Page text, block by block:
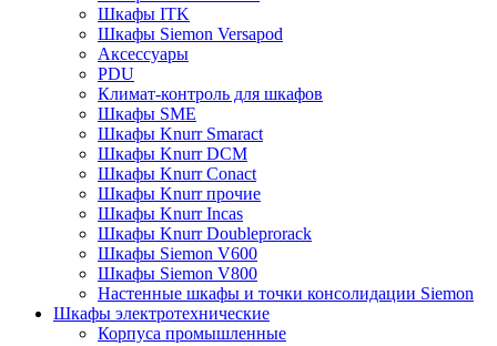
Шкафы ITK
Шкафы Siemon Versapod
Аксессуары
PDU
Климат-контроль для шкафов
Шкафы SME
Шкафы Knurr Smaract
Шкафы Knurr DCM
Шкафы Knurr Conact
Шкафы Knurr прочие
Шкафы Knurr Incas
Шкафы Knurr Doubleprorack
Шкафы Siemon V600
Шкафы Siemon V800
Настенные шкафы и точки консолидации Siemon
Шкафы электротехнические
Корпуса промышленные